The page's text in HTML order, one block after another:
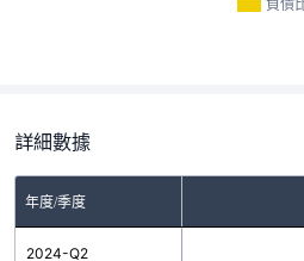
負債
詳細數據
年度/季度
2024-Q2